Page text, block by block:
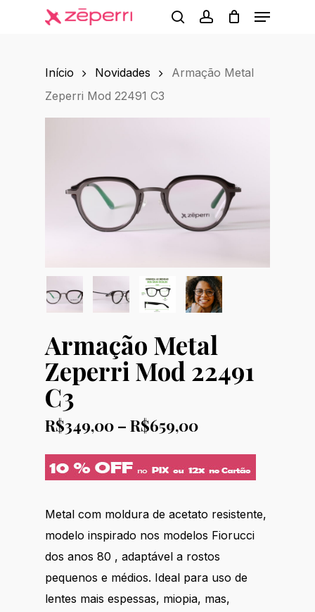
Menu
Início Novidades
Armação Metal
Zeperri Mod 22491 C3
Armação Metal
Zeperri Mod 22491
C3
R$349,00 – R$659,00Price
R$349,00
through
Metal com moldura de acetato resistente,
modelo inspirado nos modelos Fiorucci
dos anos 80 , adaptável a rostos
pequenos e médios. Ideal para uso de
lentes mais espessas, miopia, mas,